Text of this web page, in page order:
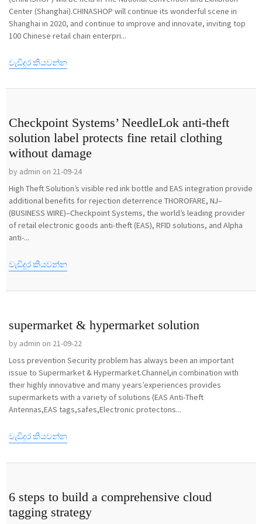
Center (Shanghai).CHINASHOP will continue its wonderful scene in
Shanghai in 2020, and continue to improve and innovate, inviting top
100 Chinese retail chain enterpri...
වැඩිදුර කියවන්න
Checkpoint Systems’ NeedleLok anti-theft
solution label protects fine retail clothing
without damage
by admin on 21-09-24
High Theft Solution’s visible red ink bottle and EAS integration provide
additional benefits for rejection deterrence THOROFARE, NJ–
(BUSINESS WIRE)–Checkpoint Systems, the world’s leading provider
of retail electronic goods anti-theft (EAS), RFID solutions, and Alpha
anti-...
වැඩිදුර කියවන්න
supermarket & hypermarket solution
by admin on 21-09-22
Loss prevention Security problem has always been an important
issue to Supermarket & Hypermarket.Channel,in combination with
their highly innovative and many years’experiences provides
supermarkets with a variety of solutions (EAS Anti-Theft
Antennas,EAS tags,safes,Electronic protectons...
වැඩිදුර කියවන්න
6 steps to build a comprehensive cloud
tagging strategy